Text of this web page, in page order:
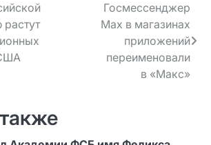
Госмессенджер
Max в магазинах
приложений
переименовали
в «Макс»